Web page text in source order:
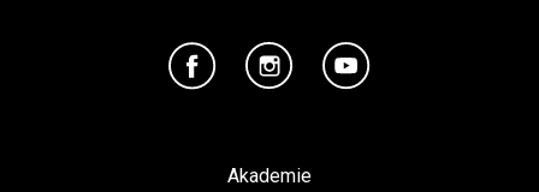
Akademie